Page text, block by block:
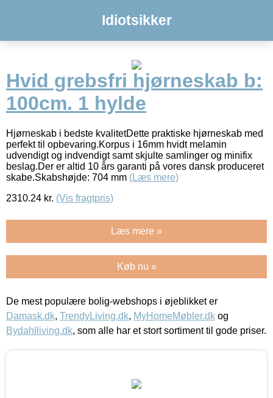
Idiotsikker
Hvid grebsfri hjørneskab b:
100cm. 1 hylde
Hjørneskab i bedste kvalitetDette praktiske hjørneskab med
perfekt til opbevaring.Korpus i 16mm hvidt melamin
udvendigt og indvendigt samt skjulte samlinger og minifix
beslag.Der er altid 10 års garanti på vores dansk produceret
skabe.Skabshøjde: 704 mm (Læs mere)
2310.24 kr. (Vis fragtpris)
Læs mere »
Køb nu »
De mest populære bolig-webshops i øjeblikket er
Damask.dk, TrendyLiving.dk, MyHomeMøbler.dk og
Bydahlliving.dk, som alle har et stort sortiment til gode priser.